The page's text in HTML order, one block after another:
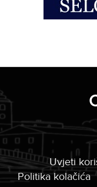
Uvjeti
Politika kolačića